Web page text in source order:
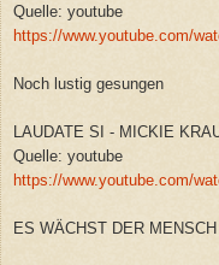
Quelle: youtube
https://www.youtube.com/
Noch lustig gesungen
LAUDATE SI - MICKIE
Quelle: youtube
https://www.youtube.com/
ES WÄCHST DER MENSCH